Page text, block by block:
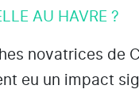
AU HAVRE ?
novatrices de
eu un impact